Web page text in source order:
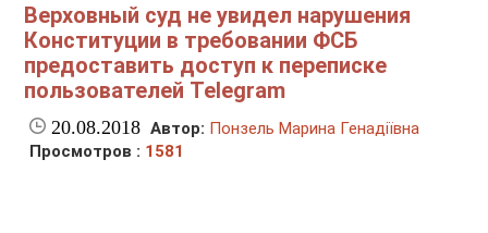
Верховный суд не увидел нарушения
Конституции в требовании ФСБ
предоставить доступ к переписке
пользователей Telegram
20.08.2018 Автор: Понзель Марина Генадіївна
Просмотров : 1581